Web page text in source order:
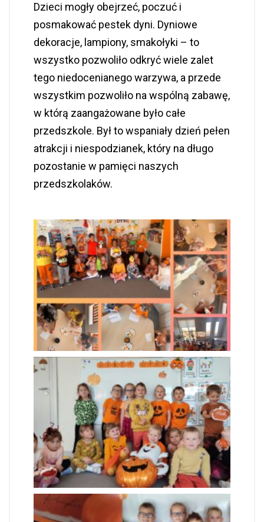
Dzieci mogły obejrzeć, poczuć i
posmakować pestek dyni. Dyniowe
dekoracje, lampiony, smakołyki – to
wszystko pozwoliło odkryć wiele zalet
tego niedocenianego warzywa, a przede
wszystkim pozwoliło na wspólną zabawę,
w którą zaangażowane było całe
przedszkole. Był to wspaniały dzień pełen
atrakcji i niespodzianek, który na długo
pozostanie w pamięci naszych
przedszkolaków.